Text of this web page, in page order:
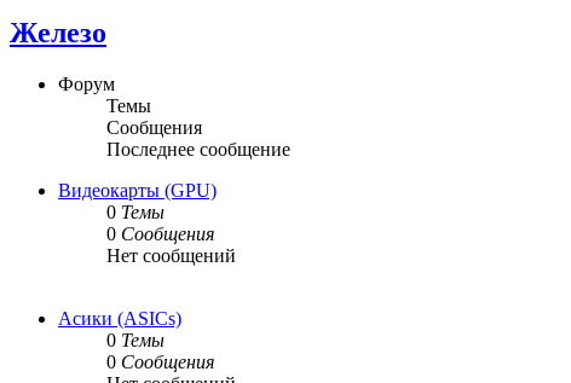
Железо
Форум
Темы
Сообщения
Последнее сообщение
Видеокарты (GPU)
0 Темы
0 Сообщения
Нет сообщений
Асики (ASICs)
0 Темы
0 Сообщения